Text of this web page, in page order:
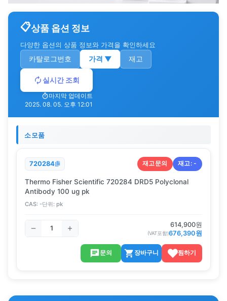
상품 옵션 정보
다양한 옵션의 상품 정보와 가격을 확인하세요
카탈로그번호 가격 ▼ 재고
실시간 조회
마지막 업데이트
2025. 08. 05. 오후 12:01
소모품
720284 재고문의 재고:-
Thermo Fisher Scientific 720284 DRD5 Polyclonal
Antibody 100 ug pk
CAS: -단위: pk
614,900원
(VAT포함)676,390원
문의 장바구니 찜하기